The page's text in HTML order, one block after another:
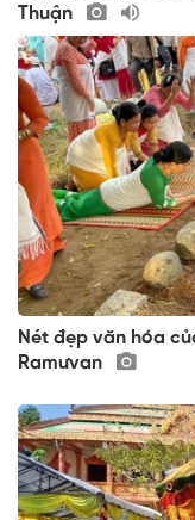
Thuận
Nét đẹp văn hóa
Ramưvan